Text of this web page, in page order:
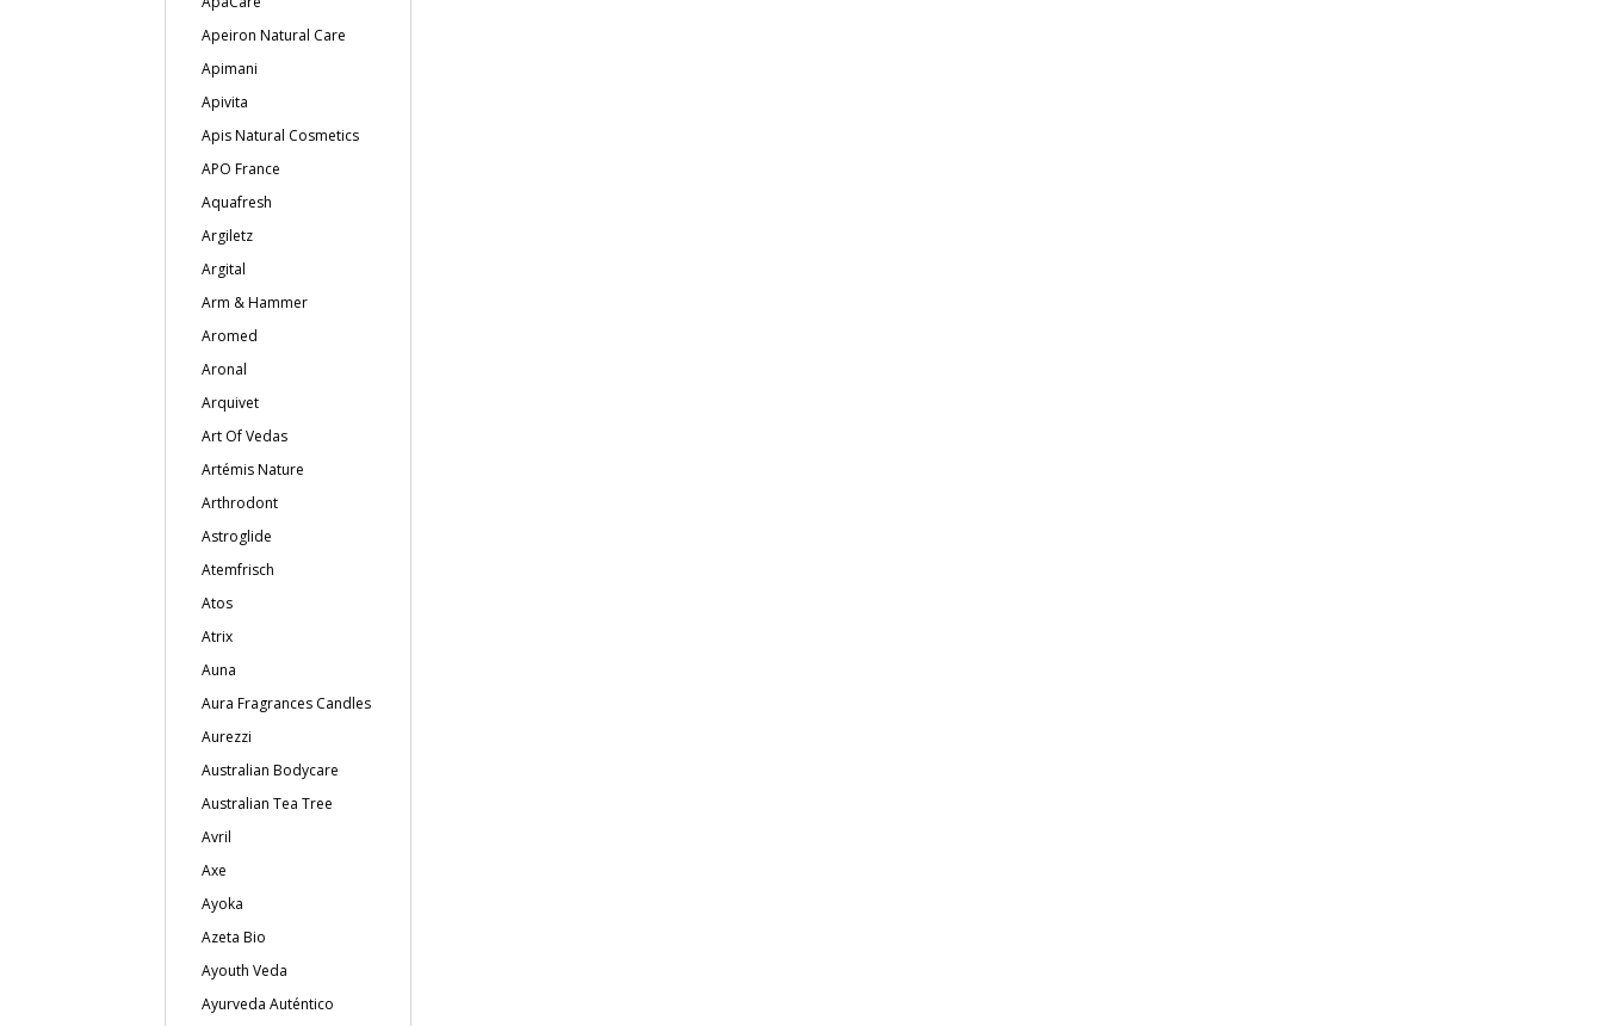
Apeiron Natural Care
Apimani
Apivita
Apis Natural Cosmetics
APO France
Aquafresh
Argiletz
Argital
Arm & Hammer
Aromed
Aronal
Arquivet
Art Of Vedas
Artémis Nature
Arthrodont
Astroglide
Atemfrisch
Atos
Atrix
Auna
Aura Fragrances Candles
Aurezzi
Australian Bodycare
Australian Tea Tree
Avril
Axe
Ayoka
Azeta Bio
Ayouth Veda
Ayurveda Auténtico